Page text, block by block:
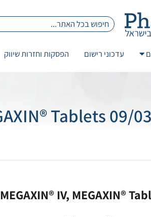
עדכוני רישום הפסקות וחזרות שיווק
MEGAXIN® IV, MEGAXIN®